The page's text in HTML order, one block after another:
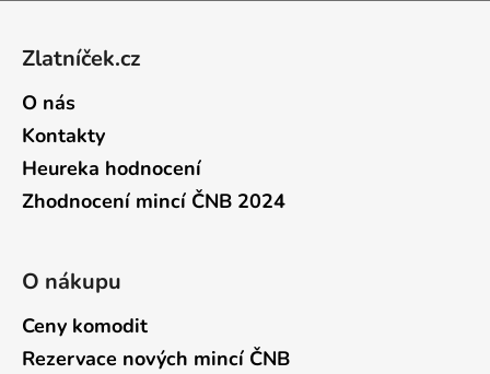
Zlatníček.cz
O nás
Kontakty
Heureka hodnocení
Zhodnocení mincí ČNB 2024
O nákupu
Ceny komodit
Rezervace nových mincí ČNB